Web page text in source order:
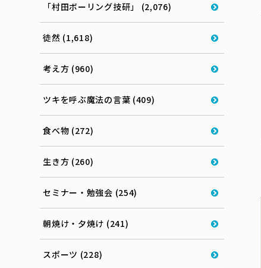
「村田ボーリング技研」 (2,076)
徒然 (1,618)
考え方 (960)
ツキを呼ぶ魔法の言葉 (409)
食べ物 (272)
生き方 (260)
セミナー・勉強会 (254)
朝焼け・夕焼け (241)
スポーツ (228)